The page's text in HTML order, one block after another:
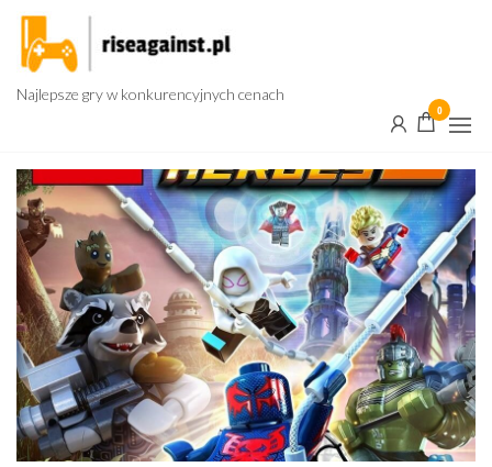
Przejdź
treści
Najlepsze gry w konkurencyjnych cenach
0